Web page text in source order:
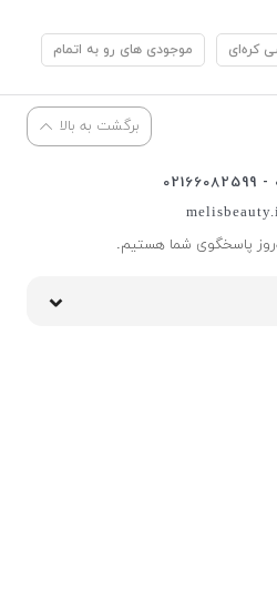
کره‌ای موجودی های رو به اتمام
برگشت به بالا